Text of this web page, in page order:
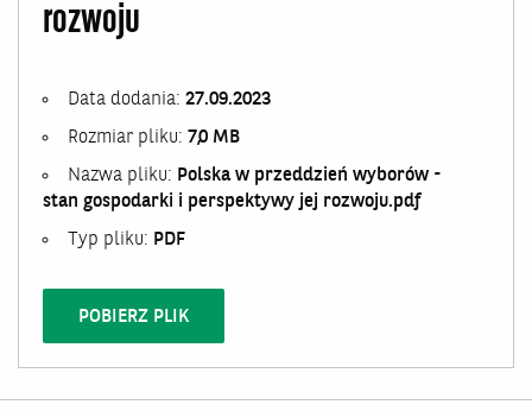
rozwoju
Data dodania: 27.09.2023
Rozmiar pliku: 7,0 MB
Nazwa pliku: Polska w przeddzień wyborów -
stan gospodarki i perspektywy jej rozwoju.pdf
Typ pliku: PDF
POBIERZ PLIK